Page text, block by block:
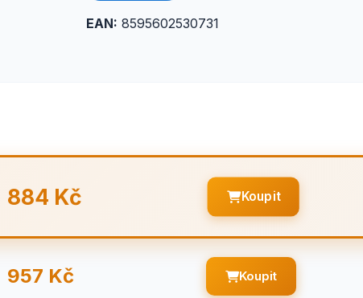
EAN: 8595602530731
884 Kč Koupit
957 Kč Koupit